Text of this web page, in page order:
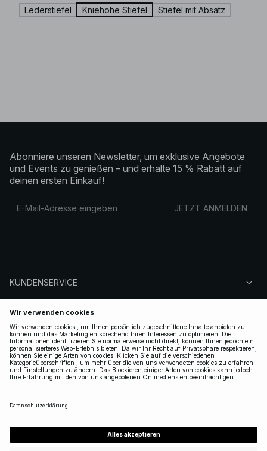
Lederstiefel Kniehohe Stiefel Stiefel mit Absatz
Abonniere unseren Newsletter, um exklusive Angebote
und Events zu genießen – und erhalte 15 % Rabatt auf
deinen ersten Einkauf!
JETZT ANMELDEN
KUNDENSERVICE
ÜBER NA-KD
FOLGEN SIE UNS
LEGAL